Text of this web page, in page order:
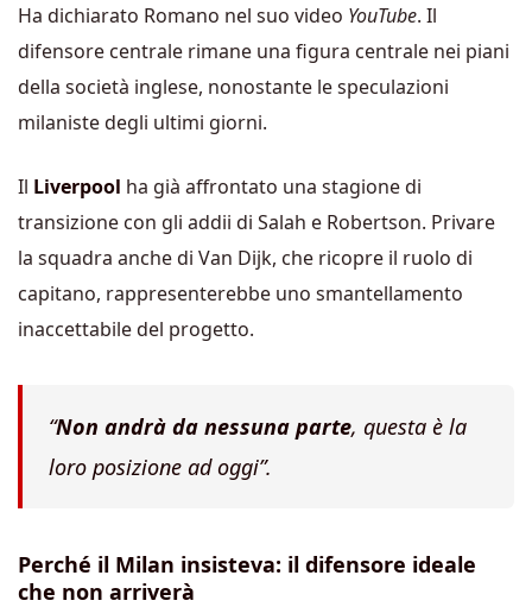
Ha dichiarato Romano nel suo video YouTube. Il
difensore centrale rimane una figura centrale nei piani
della società inglese, nonostante le speculazioni
milaniste degli ultimi giorni.
Il Liverpool ha già affrontato una stagione di
transizione con gli addii di Salah e Robertson. Privare
la squadra anche di Van Dijk, che ricopre il ruolo di
capitano, rappresenterebbe uno smantellamento
inaccettabile del progetto.
“Non andrà da nessuna parte, questa è la
loro posizione ad oggi”.
Perché il Milan insisteva: il difensore ideale
che non arriverà